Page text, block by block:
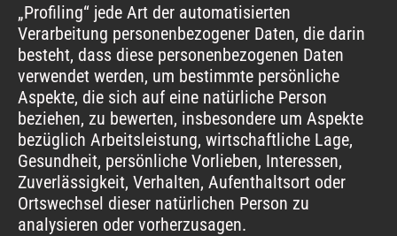
„Profiling“ jede Art der automatisierten
Verarbeitung personenbezogener Daten, die darin
besteht, dass diese personenbezogenen Daten
verwendet werden, um bestimmte persönliche
Aspekte, die sich auf eine natürliche Person
beziehen, zu bewerten, insbesondere um Aspekte
bezüglich Arbeitsleistung, wirtschaftliche Lage,
Gesundheit, persönliche Vorlieben, Interessen,
Zuverlässigkeit, Verhalten, Aufenthaltsort oder
Ortswechsel dieser natürlichen Person zu
analysieren oder vorherzusagen.